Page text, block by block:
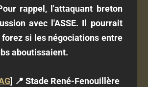
rappel, l'attaquant breton
avec l'ASSE. Il pourrait
si les négociations entre
aboutissaient.
] 📍 Stade René-Fenouillère